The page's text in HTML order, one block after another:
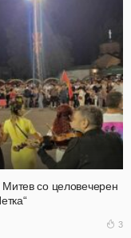
со целовечерен
3